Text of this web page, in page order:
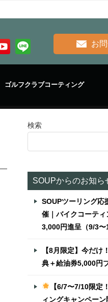
お
ゴルフクラブコーティング
検索
SOUPからのお知ら
SOUPツーリング応
催｜バイクコーテ
3,000円進呈（9/3〜
【8月限定】今だけ
典＋給油券5,000円
【6/7〜7/10限定
ィングキャンペーン